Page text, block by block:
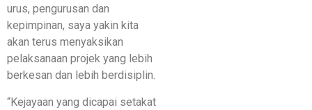
urus, pengurusan dan
kepimpinan, saya yakin kita
akan terus menyaksikan
pelaksanaan projek yang lebih
berkesan dan lebih berdisiplin.
“Kejayaan yang dicapai setakat